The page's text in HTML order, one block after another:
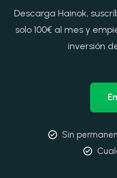
Descarga Hainok,
solo 100€ al mes y
inversión
Sin